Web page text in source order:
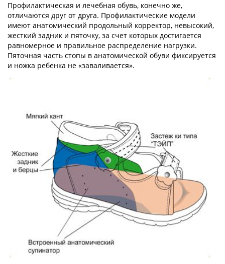
Профилактическая и лечебная обувь, конечно же,
отличаются друг от друга. Профилактические модели
имеют анатомический продольный корректор, невысокий,
жесткий задник и пяточку, за счет которых достигается
равномерное и правильное распределение нагрузки.
Пяточная часть стопы в анатомической обуви фиксируется
и ножка ребенка не «заваливается».